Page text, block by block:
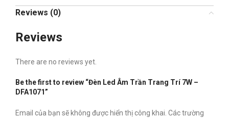
Reviews (0)
Reviews
There are no reviews yet.
Be the first to review “Đèn Led Âm Trần Trang Trí 7W –
DFA1071”
Email của bạn sẽ không được hiển thị công khai. Các trường